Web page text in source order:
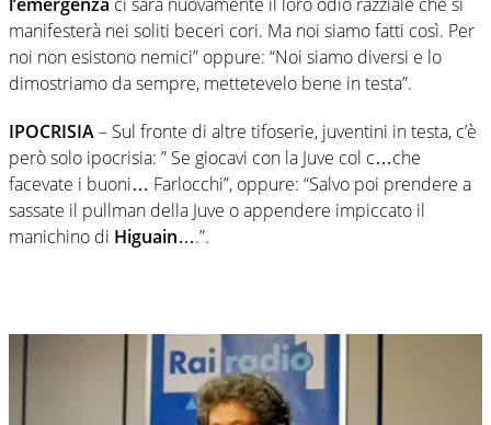
manifesterà nei soliti beceri cori. Ma noi siamo fatti così. Per
noi non esistono nemici” oppure: “Noi siamo diversi e lo
dimostriamo da sempre, mettetevelo bene in testa”.
IPOCRISIA– Sul fronte di altre tifoserie, juventini in testa, c’è
però solo ipocrisia: ” Se giocavi con la Juve col c…che
facevate i buoni… Farlocchi”, oppure: “Salvo poi prendere a
sassate il pullman della Juve o appendere impiccato il
manichino di Higuain….”.